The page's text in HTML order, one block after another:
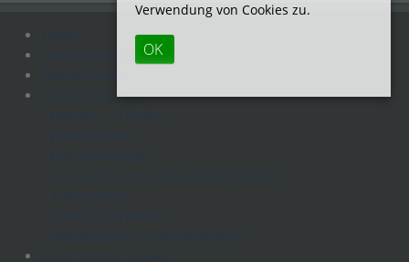
Wettkampfsport
Verwendung von Cookies zu.
OK